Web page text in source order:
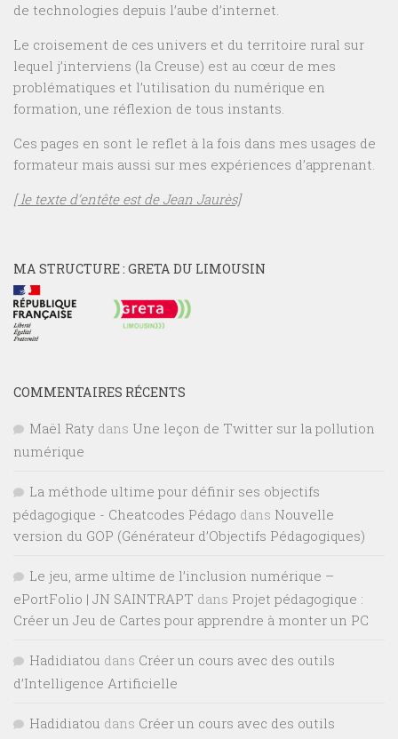
de technologies depuis l’aube d’internet.
Le croisement de ces univers et du territoire rural sur
lequel j’interviens (la Creuse) est au cœur de mes
problématiques et l’utilisation du numérique en
formation, une réflexion de tous instants.
Ces pages en sont le reflet à la fois dans mes usages de
formateur mais aussi sur mes expériences d’apprenant.
[ le texte d’entête est de Jean Jaurès]
MA STRUCTURE : GRETA DU LIMOUSIN
COMMENTAIRES RÉCENTS
Maël Raty dans Une leçon de Twitter sur la pollution
numérique
La méthode ultime pour définir ses objectifs
pédagogique - Cheatcodes Pédago dans Nouvelle
version du GOP (Générateur d’Objectifs Pédagogiques)
Le jeu, arme ultime de l’inclusion numérique –
ePortFolio | JN SAINTRAPT dans Projet pédagogique :
Créer un Jeu de Cartes pour apprendre à monter un PC
Hadidiatou dans Créer un cours avec des outils
d’Intelligence Artificielle
Hadidiatou dans Créer un cours avec des outils